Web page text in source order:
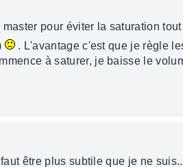
pour éviter la saturation
. L'avantage c'est que je règle
à saturer, je baisse le
être plus subtile que je ne